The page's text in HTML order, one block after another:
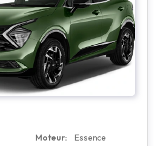
Moteur: Essence